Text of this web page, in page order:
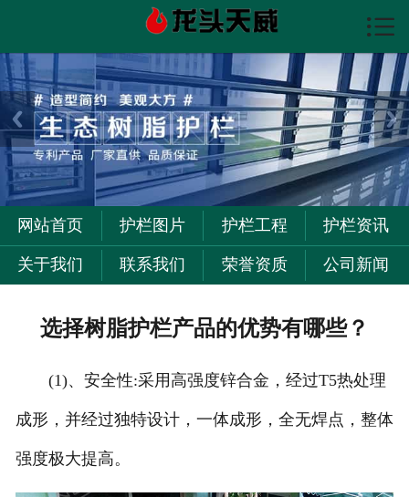

护栏图片
护栏资讯
护栏工程
关于我们
联系我们

网站首页 护栏图片 护栏工程 护栏资讯
关于我们 联系我们 荣誉资质 公司新闻
选择树脂护栏产品的优势有哪些？
(1)、安全性:采用高强度锌合金，经过T5热处理
成形，并经过独特设计，一体成形，全无焊点，整体
强度极大提高。